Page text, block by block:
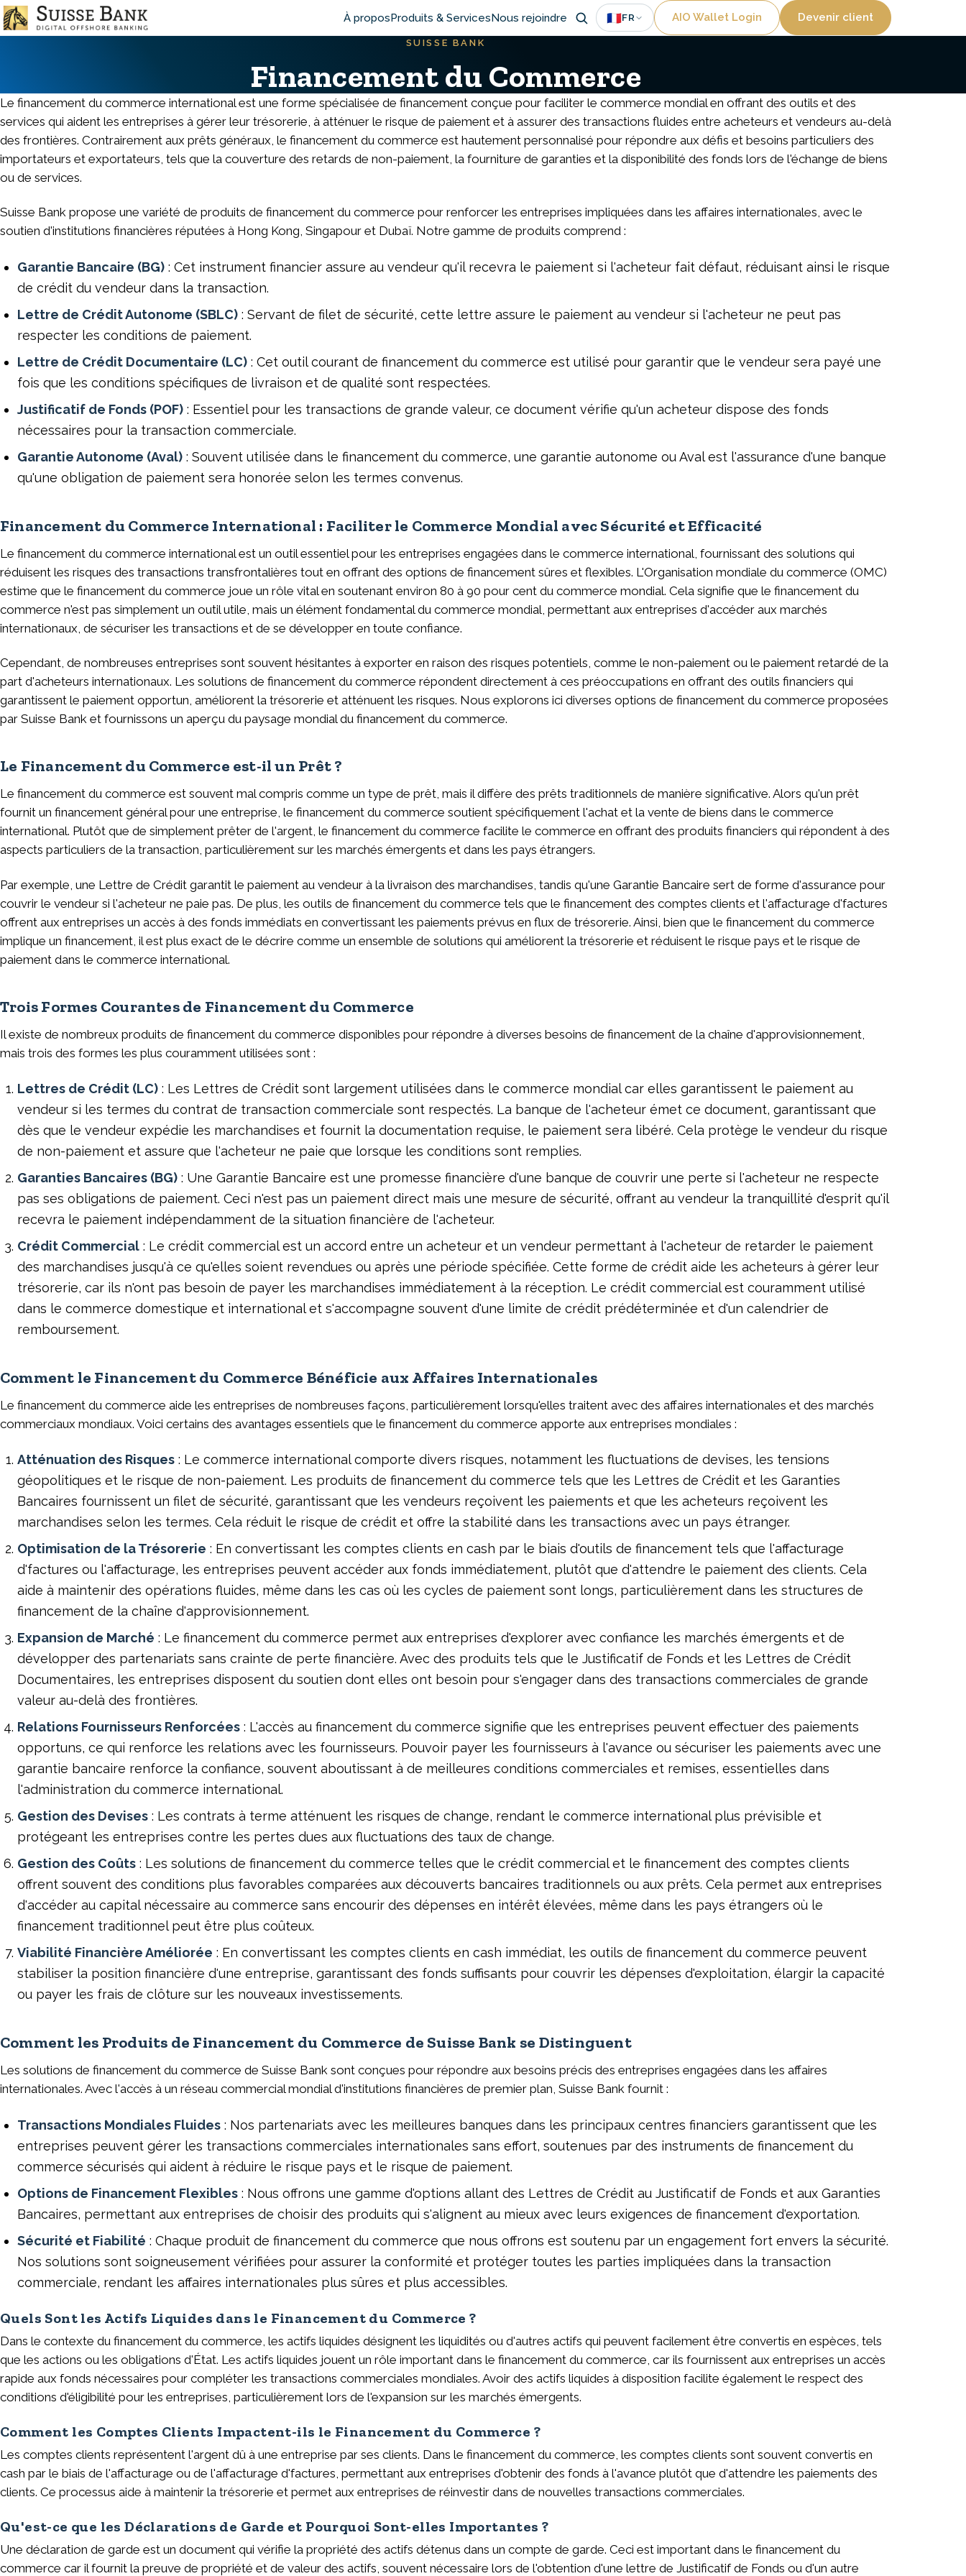
Aller
au
Main
navigation
À proposProduits & ServicesNous rejoindre 🇫🇷FR Utility
AIO Wallet Login Devenir client
SUISSE BANK
Financement du Commerce
Le financement du commerce international est une forme spécialisée de financement conçue pour faciliter le commerce mondial en offrant des outils et des
services qui aident les entreprises à gérer leur trésorerie, à atténuer le risque de paiement et à assurer des transactions fluides entre acheteurs et vendeurs au-delà
des frontières. Contrairement aux prêts généraux, le financement du commerce est hautement personnalisé pour répondre aux défis et besoins particuliers des
importateurs et exportateurs, tels que la couverture des retards de non-paiement, la fourniture de garanties et la disponibilité des fonds lors de l'échange de biens
ou de services.
Suisse Bank propose une variété de produits de financement du commerce pour renforcer les entreprises impliquées dans les affaires internationales, avec le
soutien d'institutions financières réputées à Hong Kong, Singapour et Dubaï. Notre gamme de produits comprend :
Garantie Bancaire (BG) : Cet instrument financier assure au vendeur qu'il recevra le paiement si l'acheteur fait défaut, réduisant ainsi le risque
de crédit du vendeur dans la transaction.
Lettre de Crédit Autonome (SBLC) : Servant de filet de sécurité, cette lettre assure le paiement au vendeur si l'acheteur ne peut pas
respecter les conditions de paiement.
Lettre de Crédit Documentaire (LC) : Cet outil courant de financement du commerce est utilisé pour garantir que le vendeur sera payé une
fois que les conditions spécifiques de livraison et de qualité sont respectées.
Justificatif de Fonds (POF) : Essentiel pour les transactions de grande valeur, ce document vérifie qu'un acheteur dispose des fonds
nécessaires pour la transaction commerciale.
Garantie Autonome (Aval) : Souvent utilisée dans le financement du commerce, une garantie autonome ou Aval est l'assurance d'une banque
qu'une obligation de paiement sera honorée selon les termes convenus.
Financement du Commerce International : Faciliter le Commerce Mondial avec Sécurité et Efficacité
Le financement du commerce international est un outil essentiel pour les entreprises engagées dans le commerce international, fournissant des solutions qui
réduisent les risques des transactions transfrontalières tout en offrant des options de financement sûres et flexibles. L'Organisation mondiale du commerce (OMC)
estime que le financement du commerce joue un rôle vital en soutenant environ 80 à 90 pour cent du commerce mondial. Cela signifie que le financement du
commerce n'est pas simplement un outil utile, mais un élément fondamental du commerce mondial, permettant aux entreprises d'accéder aux marchés
internationaux, de sécuriser les transactions et de se développer en toute confiance.
Cependant, de nombreuses entreprises sont souvent hésitantes à exporter en raison des risques potentiels, comme le non-paiement ou le paiement retardé de la
part d'acheteurs internationaux. Les solutions de financement du commerce répondent directement à ces préoccupations en offrant des outils financiers qui
garantissent le paiement opportun, améliorent la trésorerie et atténuent les risques. Nous explorons ici diverses options de financement du commerce proposées
par Suisse Bank et fournissons un aperçu du paysage mondial du financement du commerce.
Le Financement du Commerce est-il un Prêt ?
Le financement du commerce est souvent mal compris comme un type de prêt, mais il diffère des prêts traditionnels de manière significative. Alors qu'un prêt
fournit un financement général pour une entreprise, le financement du commerce soutient spécifiquement l'achat et la vente de biens dans le commerce
international. Plutôt que de simplement prêter de l'argent, le financement du commerce facilite le commerce en offrant des produits financiers qui répondent à des
aspects particuliers de la transaction, particulièrement sur les marchés émergents et dans les pays étrangers.
Par exemple, une Lettre de Crédit garantit le paiement au vendeur à la livraison des marchandises, tandis qu'une Garantie Bancaire sert de forme d'assurance pour
couvrir le vendeur si l'acheteur ne paie pas. De plus, les outils de financement du commerce tels que le financement des comptes clients et l'affacturage d'factures
offrent aux entreprises un accès à des fonds immédiats en convertissant les paiements prévus en flux de trésorerie. Ainsi, bien que le financement du commerce
implique un financement, il est plus exact de le décrire comme un ensemble de solutions qui améliorent la trésorerie et réduisent le risque pays et le risque de
paiement dans le commerce international.
Trois Formes Courantes de Financement du Commerce
Il existe de nombreux produits de financement du commerce disponibles pour répondre à diverses besoins de financement de la chaîne d'approvisionnement,
mais trois des formes les plus couramment utilisées sont :
Lettres de Crédit (LC) : Les Lettres de Crédit sont largement utilisées dans le commerce mondial car elles garantissent le paiement au
vendeur si les termes du contrat de transaction commerciale sont respectés. La banque de l'acheteur émet ce document, garantissant que
dès que le vendeur expédie les marchandises et fournit la documentation requise, le paiement sera libéré. Cela protège le vendeur du risque
de non-paiement et assure que l'acheteur ne paie que lorsque les conditions sont remplies.
Garanties Bancaires (BG) : Une Garantie Bancaire est une promesse financière d'une banque de couvrir une perte si l'acheteur ne respecte
pas ses obligations de paiement. Ceci n'est pas un paiement direct mais une mesure de sécurité, offrant au vendeur la tranquillité d'esprit qu'il
recevra le paiement indépendamment de la situation financière de l'acheteur.
Crédit Commercial : Le crédit commercial est un accord entre un acheteur et un vendeur permettant à l'acheteur de retarder le paiement
des marchandises jusqu'à ce qu'elles soient revendues ou après une période spécifiée. Cette forme de crédit aide les acheteurs à gérer leur
trésorerie, car ils n'ont pas besoin de payer les marchandises immédiatement à la réception. Le crédit commercial est couramment utilisé
dans le commerce domestique et international et s'accompagne souvent d'une limite de crédit prédéterminée et d'un calendrier de
remboursement.
Comment le Financement du Commerce Bénéficie aux Affaires Internationales
Le financement du commerce aide les entreprises de nombreuses façons, particulièrement lorsqu'elles traitent avec des affaires internationales et des marchés
commerciaux mondiaux. Voici certains des avantages essentiels que le financement du commerce apporte aux entreprises mondiales :
Atténuation des Risques : Le commerce international comporte divers risques, notamment les fluctuations de devises, les tensions
géopolitiques et le risque de non-paiement. Les produits de financement du commerce tels que les Lettres de Crédit et les Garanties
Bancaires fournissent un filet de sécurité, garantissant que les vendeurs reçoivent les paiements et que les acheteurs reçoivent les
marchandises selon les termes. Cela réduit le risque de crédit et offre la stabilité dans les transactions avec un pays étranger.
Optimisation de la Trésorerie : En convertissant les comptes clients en cash par le biais d'outils de financement tels que l'affacturage
d'factures ou l'affacturage, les entreprises peuvent accéder aux fonds immédiatement, plutôt que d'attendre le paiement des clients. Cela
aide à maintenir des opérations fluides, même dans les cas où les cycles de paiement sont longs, particulièrement dans les structures de
financement de la chaîne d'approvisionnement.
Expansion de Marché : Le financement du commerce permet aux entreprises d'explorer avec confiance les marchés émergents et de
développer des partenariats sans crainte de perte financière. Avec des produits tels que le Justificatif de Fonds et les Lettres de Crédit
Documentaires, les entreprises disposent du soutien dont elles ont besoin pour s'engager dans des transactions commerciales de grande
valeur au-delà des frontières.
Relations Fournisseurs Renforcées : L'accès au financement du commerce signifie que les entreprises peuvent effectuer des paiements
opportuns, ce qui renforce les relations avec les fournisseurs. Pouvoir payer les fournisseurs à l'avance ou sécuriser les paiements avec une
garantie bancaire renforce la confiance, souvent aboutissant à de meilleures conditions commerciales et remises, essentielles dans
l'administration du commerce international.
Gestion des Devises : Les contrats à terme atténuent les risques de change, rendant le commerce international plus prévisible et
protégeant les entreprises contre les pertes dues aux fluctuations des taux de change.
Gestion des Coûts : Les solutions de financement du commerce telles que le crédit commercial et le financement des comptes clients
offrent souvent des conditions plus favorables comparées aux découverts bancaires traditionnels ou aux prêts. Cela permet aux entreprises
d'accéder au capital nécessaire au commerce sans encourir des dépenses en intérêt élevées, même dans les pays étrangers où le
financement traditionnel peut être plus coûteux.
Viabilité Financière Améliorée : En convertissant les comptes clients en cash immédiat, les outils de financement du commerce peuvent
stabiliser la position financière d'une entreprise, garantissant des fonds suffisants pour couvrir les dépenses d'exploitation, élargir la capacité
ou payer les frais de clôture sur les nouveaux investissements.
Comment les Produits de Financement du Commerce de Suisse Bank se Distinguent
Les solutions de financement du commerce de Suisse Bank sont conçues pour répondre aux besoins précis des entreprises engagées dans les affaires
internationales. Avec l'accès à un réseau commercial mondial d'institutions financières de premier plan, Suisse Bank fournit :
Transactions Mondiales Fluides : Nos partenariats avec les meilleures banques dans les principaux centres financiers garantissent que les
entreprises peuvent gérer les transactions commerciales internationales sans effort, soutenues par des instruments de financement du
commerce sécurisés qui aident à réduire le risque pays et le risque de paiement.
Options de Financement Flexibles : Nous offrons une gamme d'options allant des Lettres de Crédit au Justificatif de Fonds et aux Garanties
Bancaires, permettant aux entreprises de choisir des produits qui s'alignent au mieux avec leurs exigences de financement d'exportation.
Sécurité et Fiabilité : Chaque produit de financement du commerce que nous offrons est soutenu par un engagement fort envers la sécurité.
Nos solutions sont soigneusement vérifiées pour assurer la conformité et protéger toutes les parties impliquées dans la transaction
commerciale, rendant les affaires internationales plus sûres et plus accessibles.
Quels Sont les Actifs Liquides dans le Financement du Commerce ?
Dans le contexte du financement du commerce, les actifs liquides désignent les liquidités ou d'autres actifs qui peuvent facilement être convertis en espèces, tels
que les actions ou les obligations d'État. Les actifs liquides jouent un rôle important dans le financement du commerce, car ils fournissent aux entreprises un accès
rapide aux fonds nécessaires pour compléter les transactions commerciales mondiales. Avoir des actifs liquides à disposition facilite également le respect des
conditions d'éligibilité pour les entreprises, particulièrement lors de l'expansion sur les marchés émergents.
Comment les Comptes Clients Impactent-ils le Financement du Commerce ?
Les comptes clients représentent l'argent dû à une entreprise par ses clients. Dans le financement du commerce, les comptes clients sont souvent convertis en
cash par le biais de l'affacturage ou de l'affacturage d'factures, permettant aux entreprises d'obtenir des fonds à l'avance plutôt que d'attendre les paiements des
clients. Ce processus aide à maintenir la trésorerie et permet aux entreprises de réinvestir dans de nouvelles transactions commerciales.
Qu'est-ce que les Déclarations de Garde et Pourquoi Sont-elles Importantes ?
Une déclaration de garde est un document qui vérifie la propriété des actifs détenus dans un compte de garde. Ceci est important dans le financement du
commerce car il fournit la preuve de propriété et de valeur des actifs, souvent nécessaire lors de l'obtention d'une lettre de Justificatif de Fonds ou d'un autre